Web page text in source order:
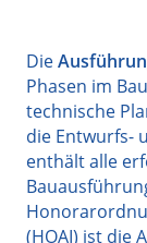
Die
Phasen im
technische
die Entwurfs-
enthält alle
(HOAI) ist die